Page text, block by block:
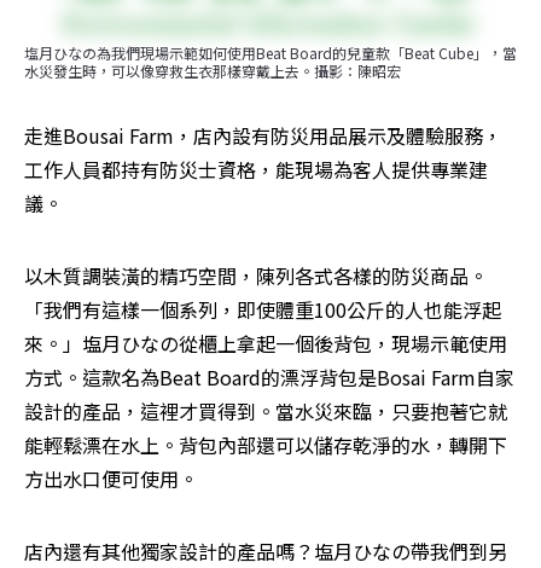
塩月ひなの為我們現場示範如何使用Beat Board的兒童款「Beat Cube」，當
水災發生時，可以像穿救生衣那樣穿戴上去。攝影：陳昭宏
走進Bousai Farm，店內設有防災用品展示及體驗服務，
工作人員都持有防災士資格，能現場為客人提供專業建
議。
以木質調裝潢的精巧空間，陳列各式各樣的防災商品。
「我們有這樣一個系列，即使體重100公斤的人也能浮起
來。」塩月ひなの從櫃上拿起一個後背包，現場示範使用
方式。這款名為Beat Board的漂浮背包是Bosai Farm自家
設計的產品，這裡才買得到。當水災來臨，只要抱著它就
能輕鬆漂在水上。背包內部還可以儲存乾淨的水，轉開下
方出水口便可使用。
店內還有其他獨家設計的產品嗎？塩月ひなの帶我們到另